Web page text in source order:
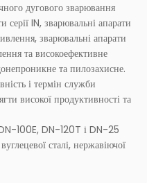
дугового зварювання
IN, зварювальні апарати
зварювальні апарати
та високоефективне
та пилозахисне.
і термін служби
високої продуктивності та
100E, DN-120T і DN-25
сталі, нержавіючої